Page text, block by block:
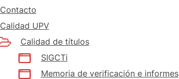
Contacto
Calidad UPV
Calidad de títulos
SIGCTi
Memoria de verificación e informes